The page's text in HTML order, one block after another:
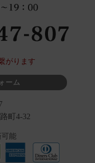
がります
ーム
町4-32
可能